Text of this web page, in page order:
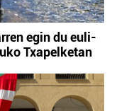
egin du euli-
Txapelketan